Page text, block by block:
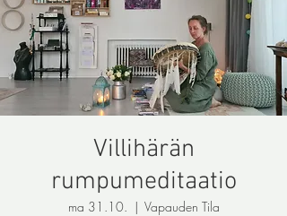
Villihärän
rumpumeditaatio
ma 31.10.
  |
Vapauden Tila